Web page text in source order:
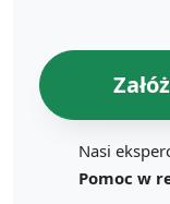
Nasi
Pomoc w